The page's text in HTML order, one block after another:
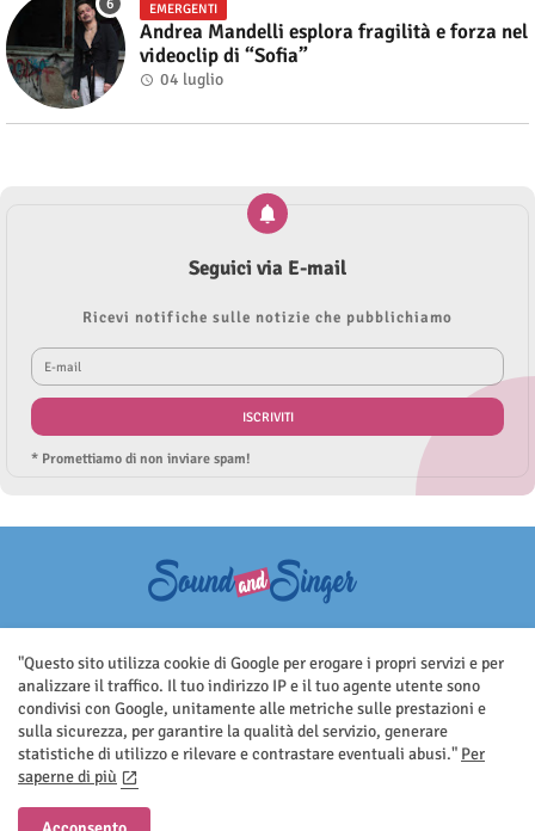
EMERGENTI
Andrea Mandelli esplora fragilità e forza nel
videoclip di “Sofia”
04 luglio
Seguici via E-mail
Ricevi notifiche sulle notizie che pubblichiamo
* Promettiamo di non inviare spam!
aggiornato senza nessuna periodicità. Non può pertanto considerarsi
un prodotto editoriale ai sensi della legge n.62 del 7.03.2001
Home
"Questo sito utilizza cookie di Google per erogare i propri servizi e per
analizzare il traffico. Il tuo indirizzo IP e il tuo agente utente sono
condivisi con Google, unitamente alle metriche sulle prestazioni e
sulla sicurezza, per garantire la qualità del servizio, generare
statistiche di utilizzo e rilevare e contrastare eventuali abusi." Per
saperne di più